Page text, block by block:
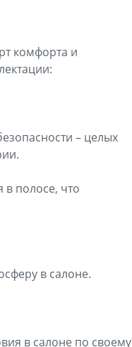
комфорта и
– целых
в полосе, что
в салоне.
в салоне по своему